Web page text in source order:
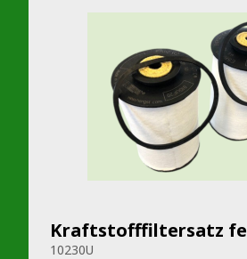
Kraftstofffiltersatz
10230U